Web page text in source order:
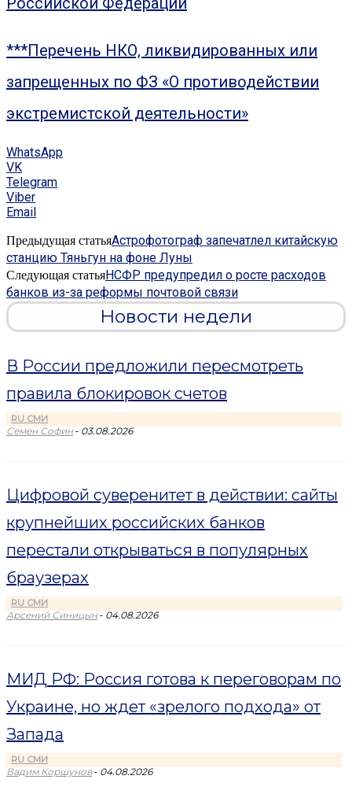
***Перечень НКО, ликвидированных или
запрещенных по ФЗ «О противодействии
экстремистской деятельности»
WhatsApp
VK
Telegram
Viber
Email
Предыдущая статьяАстрофотограф запечатлел китайскую
станцию Тяньгун на фоне Луны
Следующая статьяНСФР предупредил о росте расходов
банков из-за реформы почтовой связи
Новости недели
В России предложили пересмотреть
правила блокировок счетов
RU СМИ
Семен Софин - 03.08.2026
Цифровой суверенитет в действии: сайты
крупнейших российских банков
перестали открываться в популярных
браузерах
RU СМИ
Арсений Синицын - 04.08.2026
МИД РФ: Россия готова к переговорам по
Украине, но ждет «зрелого подхода» от
Запада
RU СМИ
Вадим Коршунов - 04.08.2026